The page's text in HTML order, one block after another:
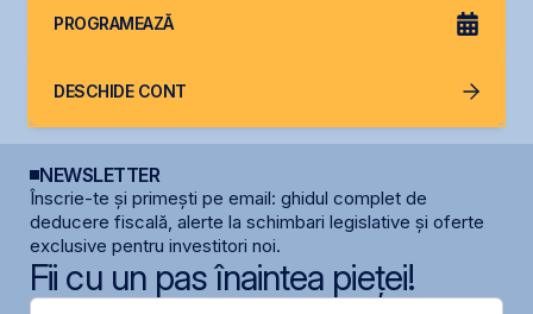
PROGRAMEAZĂ
DESCHIDE CONT
NEWSLETTER
Înscrie-te și primești pe email: ghidul complet de
deducere fiscală, alerte la schimbari legislative și oferte
exclusive pentru investitori noi.
Fii cu un pas înaintea pieței!